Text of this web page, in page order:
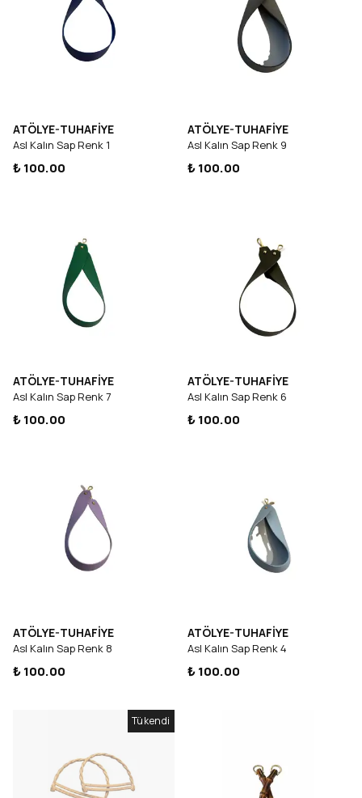
ATÖLYE-TUHAFİYE
Asl Kalın Sap Renk 1
₺ 100.00
ATÖLYE-TUHAFİYE
Asl Kalın Sap Renk 9
₺ 100.00
ATÖLYE-TUHAFİYE
Asl Kalın Sap Renk 7
₺ 100.00
ATÖLYE-TUHAFİYE
Asl Kalın Sap Renk 6
₺ 100.00
ATÖLYE-TUHAFİYE
Asl Kalın Sap Renk 8
₺ 100.00
ATÖLYE-TUHAFİYE
Asl Kalın Sap Renk 4
₺ 100.00
Tükendi